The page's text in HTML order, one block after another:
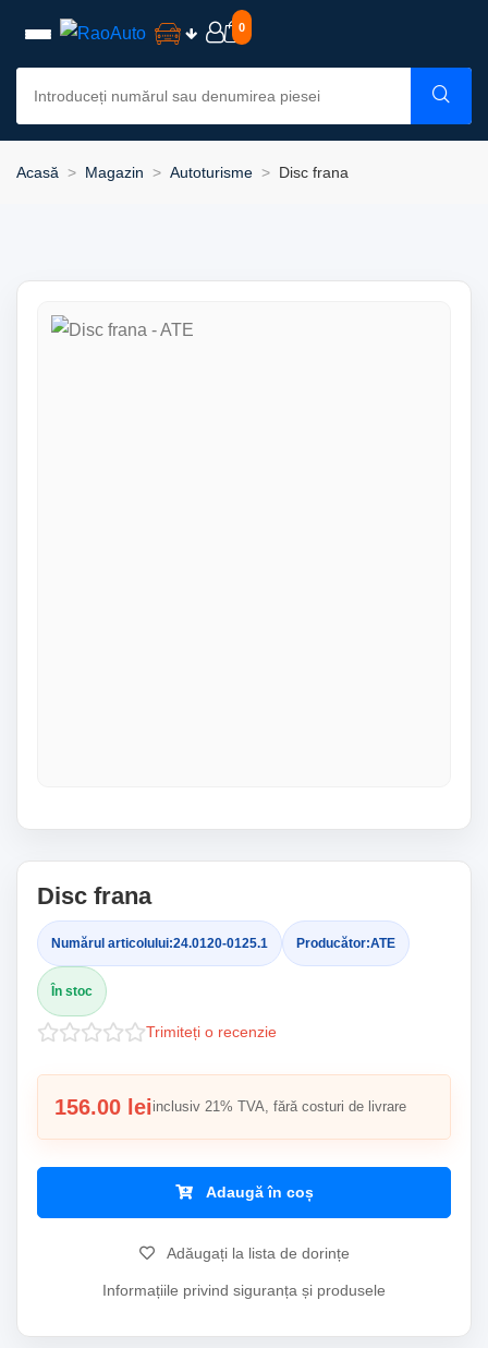
0
Acasă Magazin Autoturisme Disc frana
Disc frana
Numărul articolului:24.0120-0125.1 Producător:ATE
În stoc
Trimiteți o recenzie
156.00 leiinclusiv 21% TVA, fără costuri de livrare
Adaugă în coș
Adăugați la lista de dorințe
Informațiile privind siguranța și produsele